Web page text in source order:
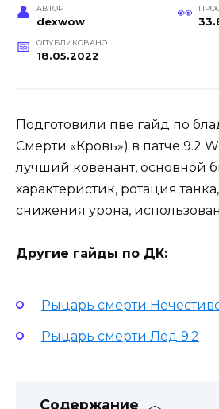
АВТОР
dexwow
ОПУБЛИКОВАНО
18.05.2022
Подготовили пве гайд по
Смерти «Кровь») в патче 9.2
лучший ковенант, основной
характеристик, ротация
снижения урона,
Другие гайды по ДК:
Рыцарь смерти
Рыцарь смерти Лед 9.2
Содержание